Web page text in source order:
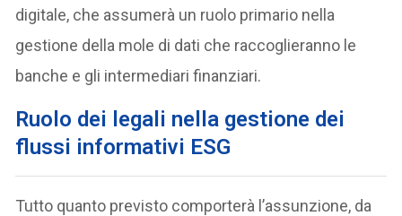
digitale, che assumerà un ruolo primario nella
gestione della mole di dati che raccoglieranno le
banche e gli intermediari finanziari.
Ruolo dei legali nella gestione dei
flussi informativi ESG
Tutto quanto previsto comporterà l’assunzione, da